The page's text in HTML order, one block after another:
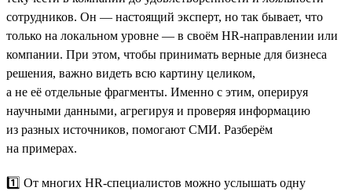
сотрудников. Он — настоящий эксперт, но так бывает, что
только на локальном уровне — в своём HR-направлении или
компании. При этом, чтобы принимать верные для бизнеса
решения, важно видеть всю картину целиком,
а не её отдельные фрагменты. Именно с этим, оперируя
научными данными, агрегируя и проверяя информацию
из разных источников, помогают СМИ. Разберём
на примерах.
1️⃣ От многих HR-специалистов можно услышать одну